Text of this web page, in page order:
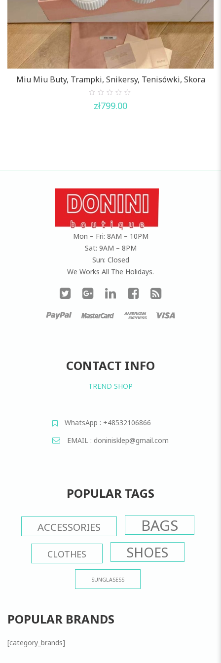
Miu Miu Buty, Trampki, Snikersy, Tenisówki, Skora
out
zł799.00
Mon – Fri: 8AM – 10PM
Sat: 9AM – 8PM
Sun: Closed
We Works All The Holidays.
CONTACT INFO
TREND SHOP
WhatsApp : +48532106866
EMAIL : doninisklep@gmail.com
POPULAR TAGS
ACCESSORIES BAGS
CLOTHES SHOES
SUNGLASESS
POPULAR BRANDS
[category_brands]